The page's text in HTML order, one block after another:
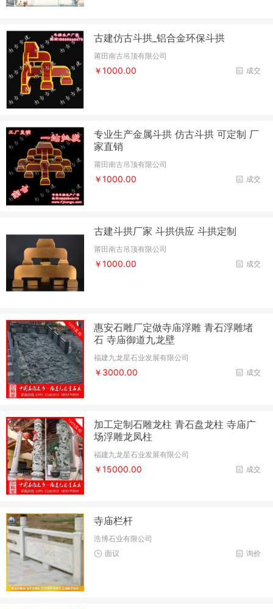
古建仿古斗拱_铝合金环保斗拱
莆田南古吊顶有限公司
成交
￥1000.00
专业生产金属斗拱 仿古斗拱 可定制 厂
家直销
莆田南古吊顶有限公司
成交
￥1000.00
古建斗拱厂家 斗拱供应 斗拱定制
莆田南古吊顶有限公司
成交
￥1000.00
惠安石雕厂定做寺庙浮雕 青石浮雕堵
石 寺庙御道九龙壁
福建九龙星石业发展有限公司
成交
￥3000.00
加工定制石雕龙柱 青石盘龙柱 寺庙广
场浮雕龙凤柱
福建九龙星石业发展有限公司
成交
￥15000.00
寺庙栏杆
浩博石业有限公司
询价
面议